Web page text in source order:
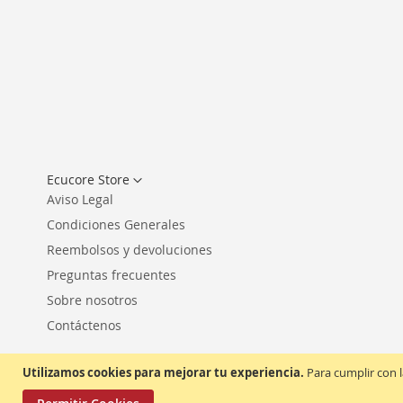
Utilizamos cookies para mejorar tu experiencia. Para cumplir con
Seleccionar
tienda
Ecucore Store
Aviso Legal
Condiciones Generales
Reembolsos y devoluciones
Preguntas frecuentes
Sobre nosotros
Contáctenos